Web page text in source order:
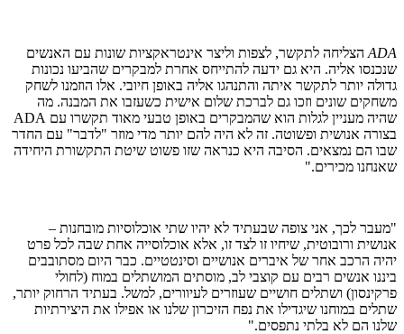
ADA הצליחה לתקשר, לצפות וליצר אינטראקציות שונות עם האנשים
שנכנסו אליה. היא גם ידעה להתייחס אחרת למבקרים שהביעו נכונות
גדולה יותר לתקשר איתה והתנהגו אליה באופן חיובי. אלו הוזמנו לשחק
משחקים שונים וזכו גם לברכת שלום אישית כשעזבו את המבנה. מה
שהיה מעניין לגלות הוא שהמבקרים באופן טבעי מאוד תקשרו עם ADA
בצורה אנושית ופשוטה. זה לא היה להם יותר מדי מוזר "לדבר" עם החדר
שבו הם נמצאים. הסיבה היא כנראה שזו פשוט שיטת התקשורת היחידה
שאנחנו מכירים."
"מעבר לכך, אני צופה שבעתיד לא יהיו שתי אוכלוסיות מובחנות –
אנושית ורובוטית, שיחיו זו לצד זו, אלא אוכלוסייה אחת שבה לכל פרט
יהיה הרכב אחר של איברים אנושיים וסינטטיים. כבר היום מסתובבים
ביננו אנשים רבים עם קוצבי לב, מוסתים המושתלים במוח (לחולי
פרקינסון) ושתלים חושיים שעוזרים לעיוורים, למשל. בעתיד הרחוק יותר,
שתלים במוחנו שיגדילו את נפח הזיכרון שלנו או אפילו את היצירתיות
שלנו הם לא בלתי נתפסים."